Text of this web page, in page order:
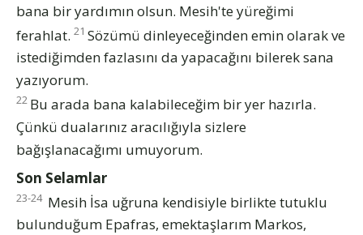
bana bir yardımın olsun. Mesih'te yüreğimi
ferahlat. 21 Sözümü dinleyeceğinden emin olarak ve
istediğimden fazlasını da yapacağını bilerek sana
yazıyorum.
22 Bu arada bana kalabileceğim bir yer hazırla.
Çünkü dualarınız aracılığıyla sizlere
bağışlanacağımı umuyorum.
Son Selamlar
23-24 Mesih İsa uğruna kendisiyle birlikte tutuklu
bulunduğum Epafras, emektaşlarım Markos,